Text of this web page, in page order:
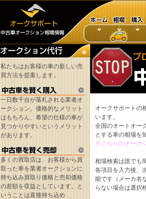
私たちはお客様の車の新しい売
買方法を提案します。
一日数千台が落札される業者オ
ークション。価格的なメリット
はもちろん、希望の仕様の車が
見つかりやすいというメリット
があります。
多くの買取店は、お客様から買
取った車を業者オークションに
持ち込み買取り価格と売却価格
の差額を収益としています。と
いうことは直接持ち込め
オークサポートの
います。
全国のオートオー
とする車の相場を
※こちらのオーク
相場検索は誰でも
各項目を入力後、
能です（メーカ名
らない場合は選択